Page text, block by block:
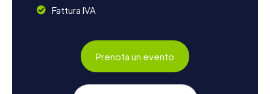
Fattura IVA
Prenota un evento